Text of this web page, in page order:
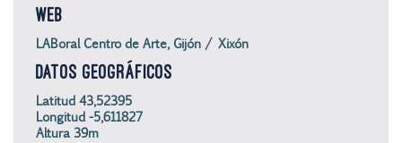
WEB
LABoral Centro de Arte, Gijón / Xixón
DATOS GEOGRÁFICOS
Latitud 43,52395
Longitud -5,611827
Altura 39m